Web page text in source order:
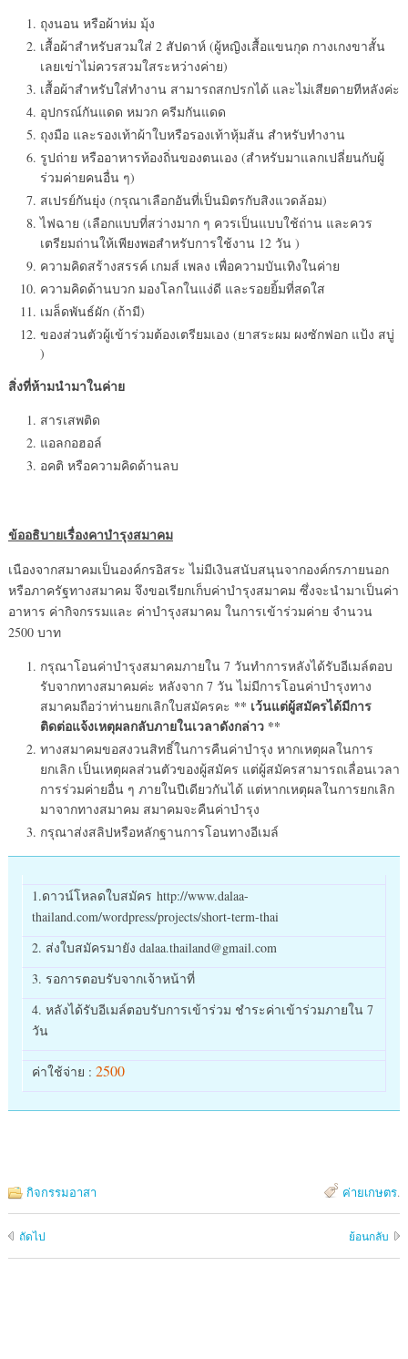
ถุงนอน หรือผ้าห่ม มุ้ง
เสื้อผ้าสำหรับสวมใส่ 2 สัปดาห์ (ผู้หญิงเสื้อแขนกุด กางเกงขาสั้น
เลยเข่าไม่ควรสวมใสระหว่างค่าย)
เสื้อผ้าสำหรับใส่ทำงาน สามารถสกปรกได้ และไม่เสียดายทีหลังค่ะ
อุปกรณ์กันแดด หมวก ครีมกันแดด
ถุงมือ และรองเท้าผ้าใบหรือรองเท้าหุ้มส้น สำหรับทำงาน
รูปถ่าย หรืออาหารท้องถิ่นของตนเอง (สำหรับมาแลกเปลี่ยนกับผู้
ร่วมค่ายคนอื่น ๆ)
สเปรย์กันยุ่ง (กรุณาเลือกอันที่เป็นมิตรกับสิงแวดล้อม)
ไฟฉาย (เลือกแบบที่สว่างมาก ๆ ควรเป็นแบบใช้ถ่าน และควร
เตรียมถ่านให้เพียงพอสำหรับการใช้งาน 12 วัน )
ความคิดสร้างสรรค์ เกมส์ เพลง เพื่อความบันเทิงในค่าย
ความคิดด้านบวก มองโลกในแง่ดี และรอยยิ้มที่สดใส
เมล็ดพันธ์ผัก (ถ้ามี)
ของส่วนตัวผู้เข้าร่วมต้องเตรียมเอง (ยาสระผม ผงซักฟอก แป้ง สบู่
)
สิ่งที่ห้ามนำมาในค่าย
สารเสพติด
แอลกอฮอล์
อคติ หรือความคิดด้านลบ
ข้ออธิบายเรื่องคาบำรุงสมาคม
เนืองจากสมาคมเป็นองค์กรอิสระ ไม่มีเงินสนับสนุนจากองค์กรภายนอก
หรือภาครัฐทางสมาคม จึงขอเรียกเก็บค่าบำรุงสมาคม ซึ่งจะนำมาเป็นค่า
อาหาร ค่ากิจกรรมและ ค่าบำรุงสมาคม ในการเข้าร่วมค่าย จำนวน
2500 บาท
กรุณาโอนค่าบำรุงสมาคมภายใน 7 วันทำการหลังได้รับอีเมล์ตอบ
รับจากทางสมาคมค่ะ หลังจาก 7 วัน ไม่มีการโอนค่าบำรุงทาง
สมาคมถือว่าท่านยกเลิกใบสมัครคะ ** เว้นแต่ผู้สมัครได้มีการ
ติดต่อแจ้งเหตุผลกลับภายในเวลาดังกล่าว **
ทางสมาคมขอสงวนสิทธิ์ในการคืนค่าบำรุง หากเหตุผลในการ
ยกเลิก เป็นเหตุผลส่วนตัวของผู้สมัคร แต่ผู้สมัครสามารถเลื่อนเวลา
การร่วมค่ายอื่น ๆ ภายในปีเดียวกันได้ แต่หากเหตุผลในการยกเลิก
มาจากทางสมาคม สมาคมจะคืนค่าบำรุง
กรุณาส่งสลิปหรือหลักฐานการโอนทางอีเมล์
1.ดาวน์โหลดใบสมัคร http://www.dalaa-
thailand.com/wordpress/projects/short-term-thai
2. ส่งใบสมัครมายัง dalaa.thailand@gmail.com
3. รอการตอบรับจากเจ้าหน้าที่
4. หลังได้รับอีเมล์ตอบรับการเข้าร่วม ชำระค่าเข้าร่วมภายใน 7
วัน
ค่าใช้จ่าย : 2500
กิจกรรมอาสา ค่ายเกษตร.
ถัดไป ย้อนกลับ